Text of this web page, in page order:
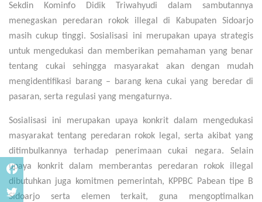
Sekdin Kominfo Didik Triwahyudi dalam sambutannya
menegaskan peredaran rokok illegal di Kabupaten Sidoarjo
masih cukup tinggi. Sosialisasi ini merupakan upaya strategis
untuk mengedukasi dan memberikan pemahaman yang benar
tentang cukai sehingga masyarakat akan dengan mudah
mengidentifikasi barang – barang kena cukai yang beredar di
pasaran, serta regulasi yang mengaturnya.
Sosialisasi ini merupakan upaya konkrit dalam mengedukasi
masyarakat tentang peredaran rokok legal, serta akibat yang
ditimbulkannya terhadap penerimaan cukai negara. Selain
upaya konkrit dalam memberantas peredaran rokok illegal
dibutuhkan juga komitmen pemerintah, KPPBC Pabean tipe B
Sidoarjo serta elemen terkait, guna mengoptimalkan